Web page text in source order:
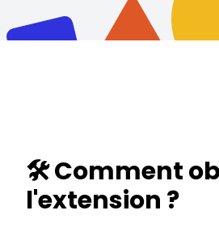
🛠️ Comment
l'extension ?